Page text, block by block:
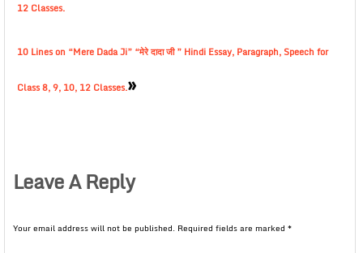
12 Classes.
10 Lines on “Mere Dada Ji” “मेरे दादा जी ” Hindi Essay, Paragraph, Speech for
Class 8, 9, 10, 12 Classes.»
Leave A Reply
Your email address will not be published. Required fields are marked *